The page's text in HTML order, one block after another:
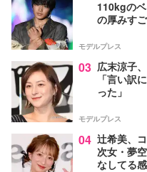
110kgの
の厚みす
モデルプレス
03 広末涼子
「言い訳
った」
モデルプレス
04 辻希美、
次女・夢
なしてる